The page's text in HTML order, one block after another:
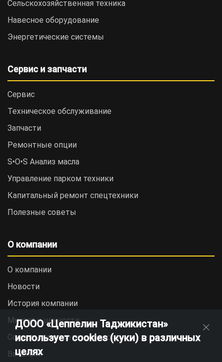
Сельскохозяйственная техника
Навесное оборудование
Энергетические системы
Сервис и запчасти
Сервис
Техническое обслуживание
Запчасти
Ремонтные опции
S•O•S Анализ масла
Управление парком техники
Капитальный ремонт спецтехники
Полезные советы
О компании
О компании
Новости
История компании
Миссия и ценности
Социальная ответственность
Вакансии
ДООО «Цеппелин Таджикистан»
использует cookies (куки) в различных
целях